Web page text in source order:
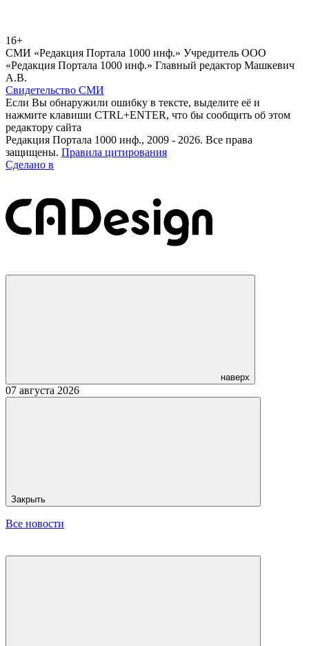
16+
СМИ «Редакция Портала 1000 инф.» Учредитель ООО
«Редакция Портала 1000 инф.» Главный редактор Машкевич
А.В.
Свидетельство СМИ
Если Вы обнаружили ошибку в тексте, выделите её и
нажмите клавиши CTRL+ENTER, что бы сообщить об этом
редактору сайта
Редакция Портала 1000 инф., 2009 - 2026. Все права
защищены. Правила цитирования
Сделано в
наверх
07 августа 2026
Закрыть
Все новости